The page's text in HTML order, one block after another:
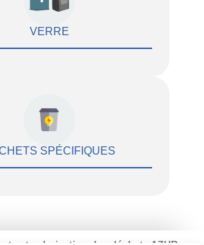
VERRE
SPÉCIFIQUES